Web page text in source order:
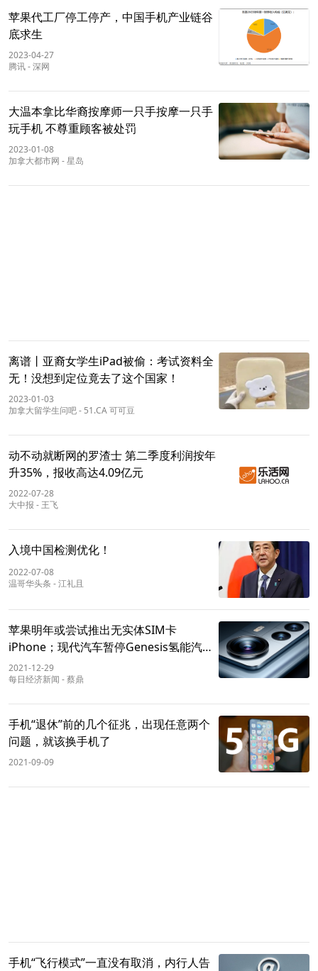
苹果代工厂停工停产，中国手机产业链谷
底求生
2023-04-27
腾讯-深网
大温本拿比华裔按摩师一只手按摩一只手
玩手机 不尊重顾客被处罚
2023-01-08
加拿大都市网 -星岛
离谱丨亚裔女学生iPad被偷：考试资料全
无！没想到定位竟去了这个国家！
2023-01-03
加拿大留学生问吧- 51.CA 可可豆
动不动就断网的罗渣士 第二季度利润按年
升35%，报收高达4.09亿元
2022-07-28
大中报 - 王飞
入境中国检测优化！
2022-07-08
温哥华头条 -江礼且
苹果明年或尝试推出无实体SIM卡
iPhone；现代汽车暂停Genesis氢能汽车
项目；任天堂社长：Switch明年初预计仍
缺货
2021-12-29
每日经济新闻 -蔡鼎
手机“退休”前的几个征兆，出现任意两个
问题，就该换手机了
2021-09-09
手机“飞行模式”一直没有取消，内行人告